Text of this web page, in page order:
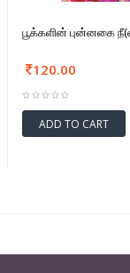
பூக்களின் புன்னகை
120.00
ADD TO CART